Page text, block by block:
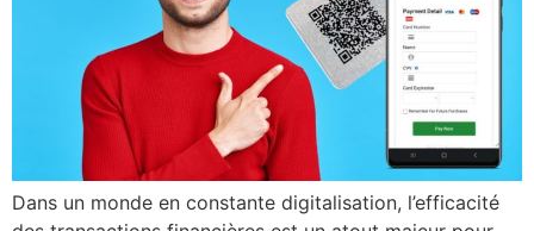
Dans un monde en constante digitalisation, l’efficacité